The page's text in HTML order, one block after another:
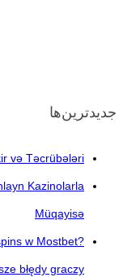
جدیدترین‌ها
və Təcrübələri
Kazinolarla
Müqayisə
w Mostbet?
błędy graczy